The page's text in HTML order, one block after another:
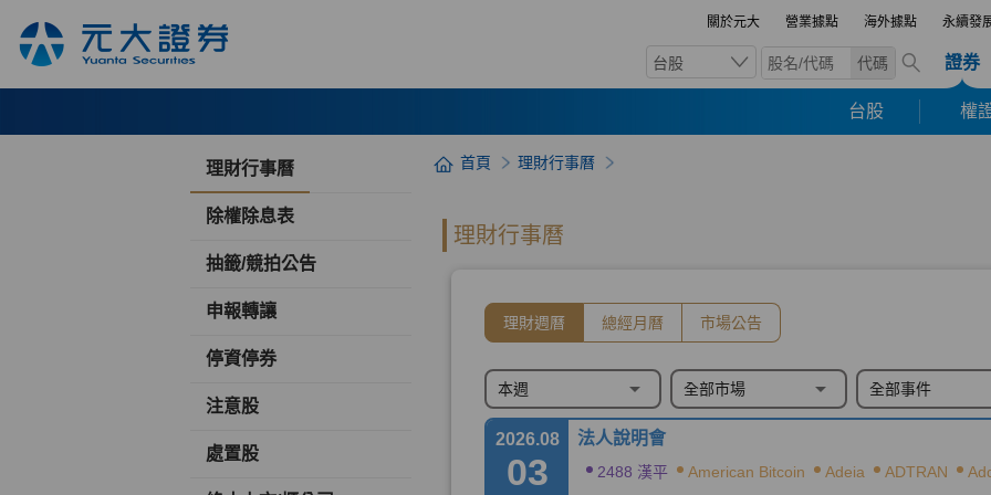
關於元大 營業據點 海外據點 永續發
台股 代碼 證券
台股 權
理財行事曆
除權除息表
抽籤/競拍公告
申報轉讓
停資停券
注意股
處置股
首頁 理財行事曆